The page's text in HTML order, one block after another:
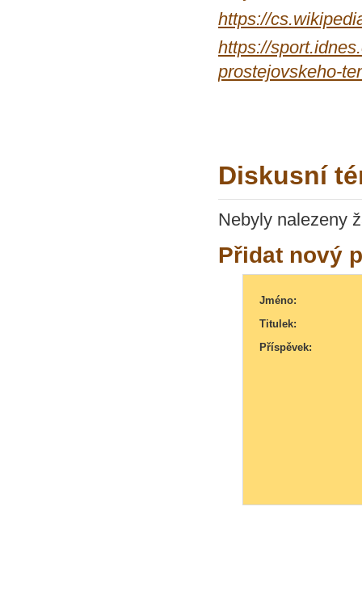
https://
https://
prostejovskeho-
Diskusní
Nebyly nalezeny
Přidat nový
Jméno:
Titulek:
Příspěvek: